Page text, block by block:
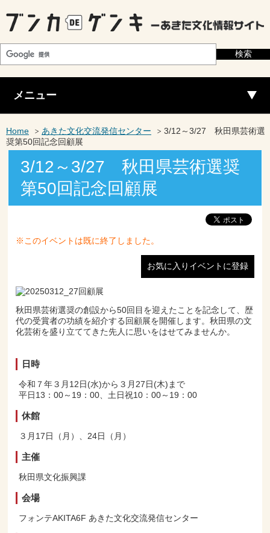
メニュー
Home あきた文化交流発信センター
3/12～3/27 秋田県芸術選
奨第50回記念回顧展
3/12～3/27 秋田県芸術選奨
第50回記念回顧展
※このイベントは既に終了しました。
お気に入りイベントに登録
秋田県芸術選奨の創設から50回目を迎えたことを記念して、歴
代の受賞者の功績を紹介する回顧展を開催します。秋田県の文
化芸術を盛り立ててきた先人に思いをはせてみませんか。
日時
令和７年３月12日(水)から３月27日(木)まで
平日13：00～19：00、土日祝10：00～19：00
休館
３月17日（月）、24日（月）
主催
秋田県文化振興課
会場
フォンテAKITA6F あきた文化交流発信センター